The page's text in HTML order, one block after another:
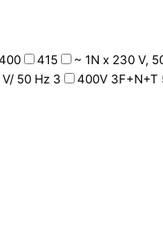
415
~ 1N x 230 V,
50 Hz 3 400V 3F+N+T